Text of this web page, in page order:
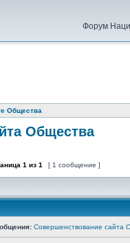
Форум
Общества
Общества
1 из 1 [ 1 сообщение ]
Совершенствование сайта